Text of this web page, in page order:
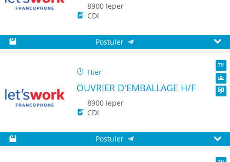
8900 Ieper
CDI
Postuler
Hier
TH
OUVRIER D'EMBALLAGE H/F
8900 Ieper
CDI
Postuler